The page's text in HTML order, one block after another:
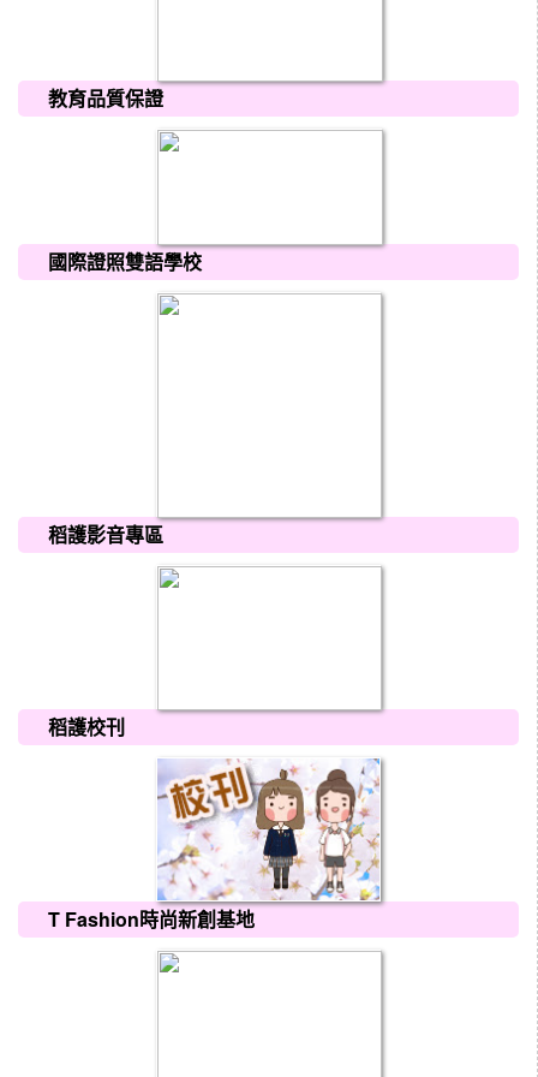
教育品質保證
國際證照雙語學校
稻護影音專區
稻護校刊
T Fashion時尚新創基地